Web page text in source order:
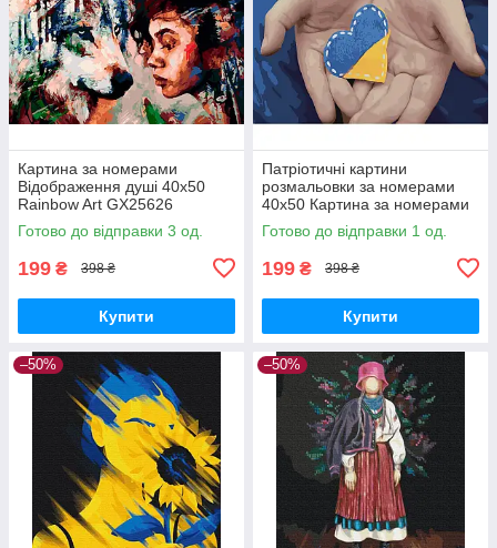
Картина за номерами
Відображення душі 40х50
Rainbow Art GX25626
художник Димитра Мілан
Готово до відправки 3 од.
199 ₴ 398 ₴
Купити
Патріотичні картини
розмальовки за номерами
40х50 Картина за номерами
Серце України Strateg
SY6541
Готово до відправки 1 од.
199 ₴ 398 ₴
Купити
–50% –50%